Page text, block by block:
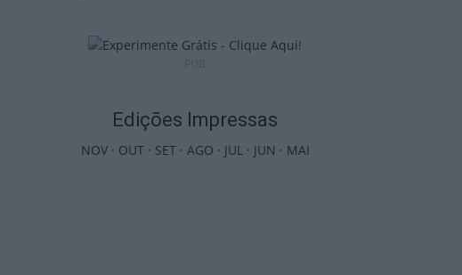
Edições Impressas
NOV· OUT· SET· AGO · JUL· JUN · MAI